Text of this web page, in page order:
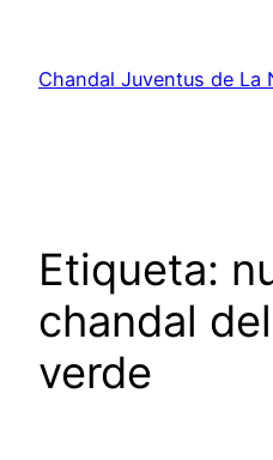
contenido
Chandal Juventus de La
Etiqueta:
chandal
verde